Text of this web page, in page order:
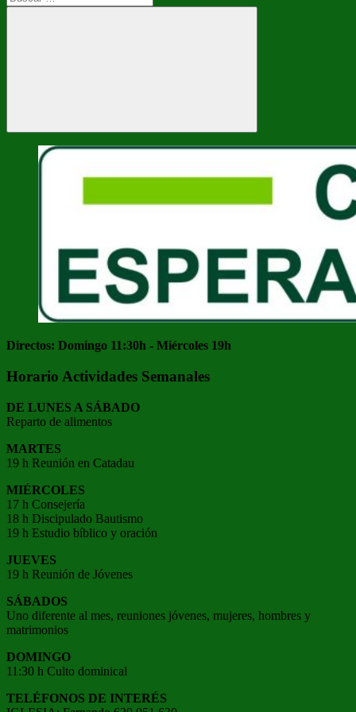
Buscar
Directos: Domingo 11:30h - Miércoles 19h
Horario Actividades Semanales
DE LUNES A SÁBADO
Reparto de alimentos
MARTES
19 h Reunión en Catadau
MIÉRCOLES
17 h Consejería
18 h Discipulado Bautismo
19 h Estudio bíblico y oración
JUEVES
19 h Reunión de Jóvenes
SÁBADOS
Uno diferente al mes, reuniones jóvenes, mujeres, hombres y
matrimonios
DOMINGO
11:30 h Culto dominical
TELÉFONOS DE INTERÉS